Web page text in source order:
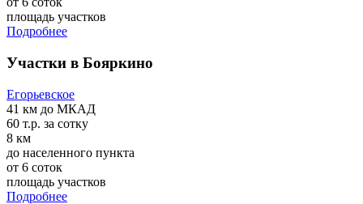
площадь участков
Подробнее
Участки в Бояркино
Егорьевское
41 км до МКАД
60 т.р. за сотку
8 км
до населенного пункта
от 6 соток
площадь участков
Подробнее